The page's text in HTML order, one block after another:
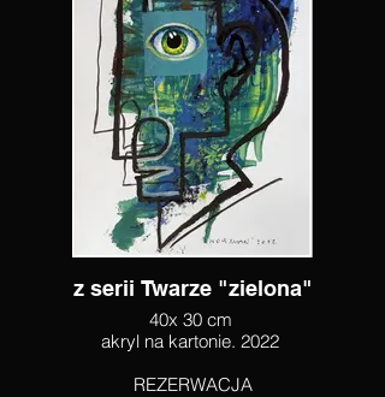
z serii Twarze "zielona"
40x 30 cm
akryl na kartonie. 2022
REZERWACJA